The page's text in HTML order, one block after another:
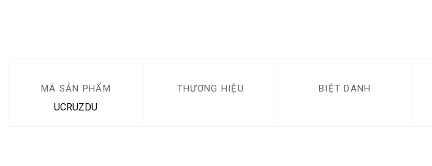
MÃ SẢN PHẨM
UCRUZDU
THƯƠNG HIỆU BIỆT DANH